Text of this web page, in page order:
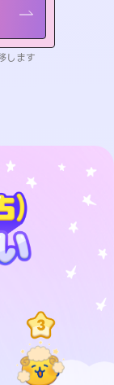
します